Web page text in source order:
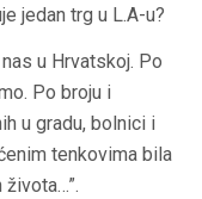
jedan trg u L.A-u?
u Hrvatskoj. Po
Po broju i
u gradu, bolnici i
tenkovima bila